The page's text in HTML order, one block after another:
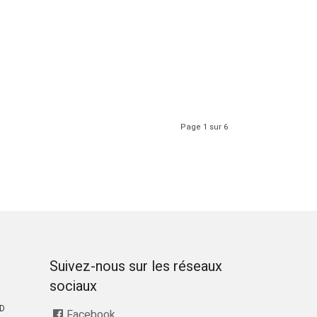
Page 1 sur 6
Suivez-nous sur les réseaux
sociaux